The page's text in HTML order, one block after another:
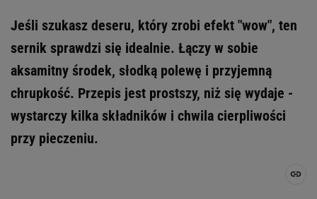
Jeśli szukasz deseru, który zrobi efekt "wow", ten
sernik sprawdzi się idealnie. Łączy w sobie
aksamitny środek, słodką polewę i przyjemną
chrupkość. Przepis jest prostszy, niż się wydaje -
wystarczy kilka składników i chwila cierpliwości
przy pieczeniu.